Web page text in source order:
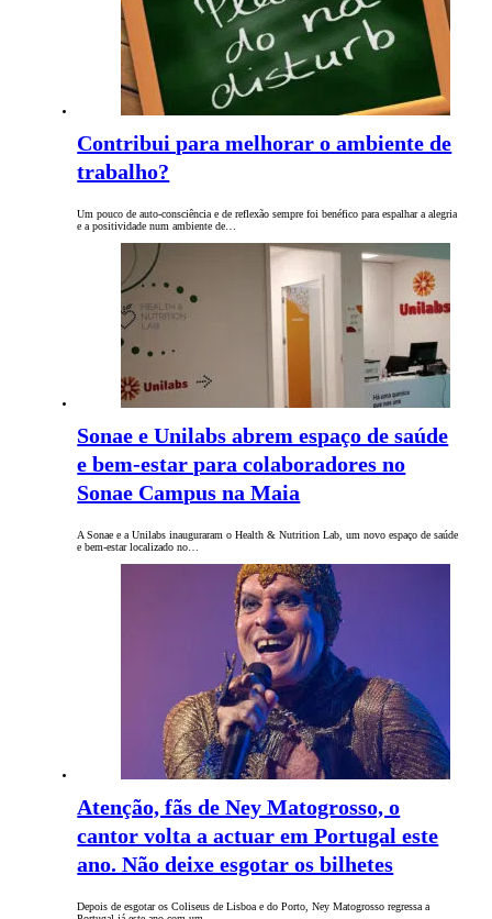
Contribui para melhorar o ambiente de
trabalho?
Um pouco de auto-consciência e de reflexão sempre foi benéfico para espalhar a alegria
e a positividade num ambiente de…
Sonae e Unilabs abrem espaço de saúde
e bem-estar para colaboradores no
Sonae Campus na Maia
A Sonae e a Unilabs inauguraram o Health & Nutrition Lab, um novo espaço de saúde
e bem-estar localizado no…
Atenção, fãs de Ney Matogrosso, o
cantor volta a actuar em Portugal este
ano. Não deixe esgotar os bilhetes
Depois de esgotar os Coliseus de Lisboa e do Porto, Ney Matogrosso regressa a